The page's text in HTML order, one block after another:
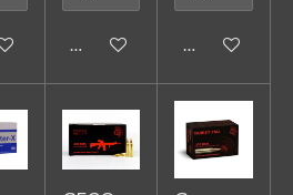
WarenkorbIn den WarenkorbIn den